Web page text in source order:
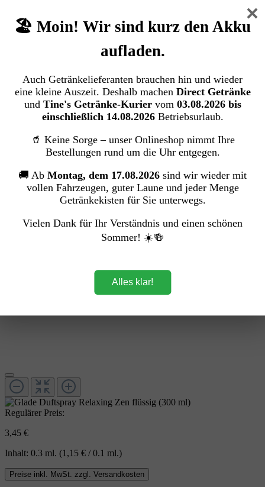
Glade Duftspray Relaxing Zen flüssig
Bildergalerie überspringen
Regulärer Preis:
3,45 €
Inhalt: 0.3 ml. (1,15 € / 0.1 ml.)
Preise inkl. MwSt. zzgl. Versandkosten
×
🏖️ Moin! Wir sind kurz den Akku
aufladen.
Auch Getränkelieferanten brauchen hin und wieder
eine kleine Auszeit. Deshalb machen Direct Getränke
und Tine's Getränke-Kuriervom 03.08.2026 bis
einschließlich 14.08.2026Betriebsurlaub.
🥤 Keine Sorge – unser Onlineshop nimmt Ihre
Bestellungen rund um die Uhr entgegen.
🚚 Ab Montag, dem 17.08.2026 sind wir wieder mit
vollen Fahrzeugen, guter Laune und jeder Menge
Getränkekisten für Sie unterwegs.
Vielen Dank für Ihr Verständnis und einen schönen
Sommer! ☀️🍻
Alles klar!